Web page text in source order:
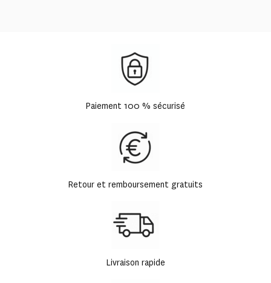
Paiement 100 % sécurisé
Retour et remboursement gratuits
Livraison rapide